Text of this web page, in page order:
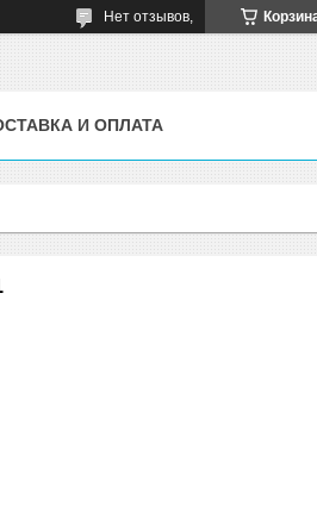
Нет отзывов,
И ОПЛАТА